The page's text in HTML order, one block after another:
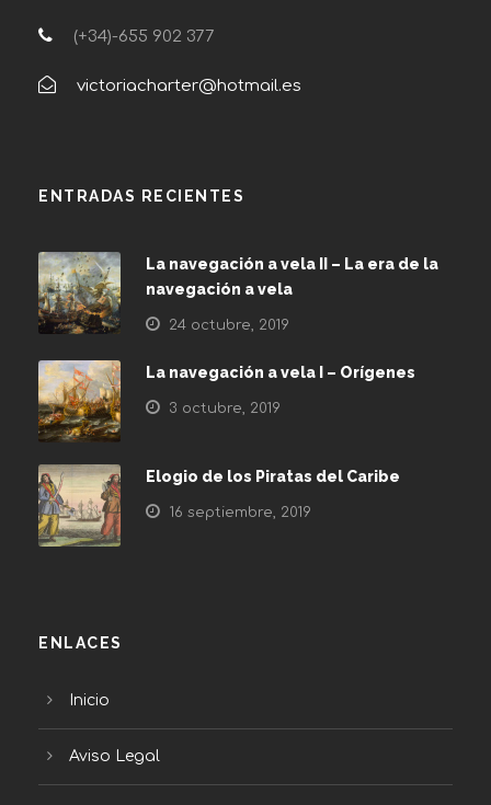
(+34)-655 902 377
victoriacharter@hotmail.es
ENTRADAS RECIENTES
La navegación a vela II – La era de la
navegación a vela
24 octubre, 2019
La navegación a vela I – Orígenes
3 octubre, 2019
Elogio de los Piratas del Caribe
16 septiembre, 2019
ENLACES
Inicio
Aviso Legal